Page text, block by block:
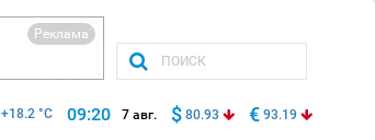
Реклама
+18.2 °C 09:20 7 авг. $ 80.93 € 93.19